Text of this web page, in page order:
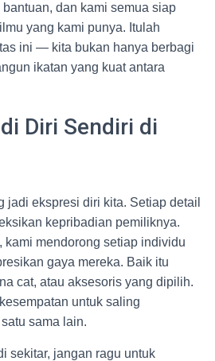
dan kami semua siap
yang kami punya. Itulah
ini — kita bukan hanya berbagi
ikatan yang kuat antara
Diri Sendiri di
jadi ekspresi diri kita. Setiap detail
kepribadian pemiliknya.
kami mendorong setiap individu
gaya mereka. Baik itu
cat, atau aksesoris yang dipilih.
untuk saling
sama lain.
sekitar, jangan ragu untuk